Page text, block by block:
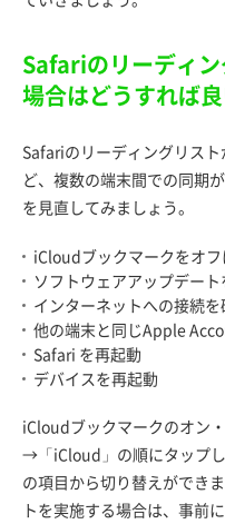
Safariのリーディ
場合はどうすれば良
Safariのリーディングリス
ど、複数の端末間での同期
を見直してみましょう。
iCloudブックマークをオ
ソフトウェアアップデー
インターネットへの接続を
他の端末と同じApple
Safari を再起動
デバイスを再起動
iCloudブックマークのオン
→「iCloud」の順にタップ
の項目から切り替えができ
トを実施する場合は、事前